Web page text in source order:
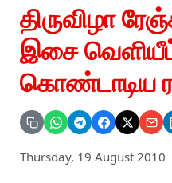
திருவிழா
இசை
கொண்டாடிய
Thursday, 19 August 2010